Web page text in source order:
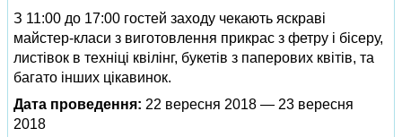
З 11:00 до 17:00 гостей заходу чекають яскраві
майстер-класи з виготовлення прикрас з фетру і бісеру,
листівок в техніці квілінг, букетів з паперових квітів, та
багато інших цікавинок.
Дата проведення: 22 вересня 2018 — 23 вересня
2018